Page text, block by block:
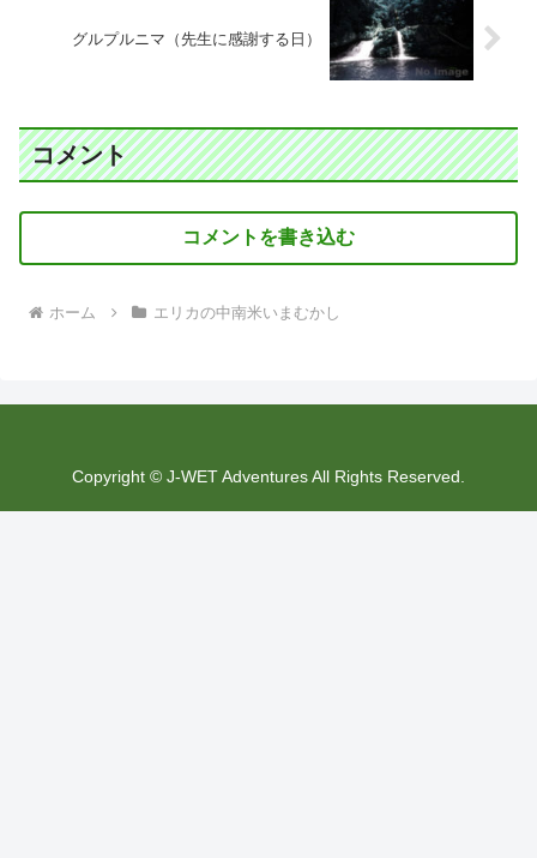
グルプルニマ（先生に感謝する日）
コメント
コメントを書き込む
ホーム エリカの中南米いまむかし
Copyright © J-WET Adventures All Rights Reserved.